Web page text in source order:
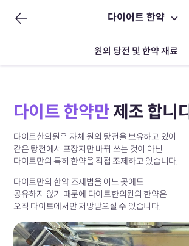
다이어트 한약
원외 탕전 및 한약 재료
다이트 한약만 제조 합니
다이트한의원은 자체 원외 탕전을 보유하고 있어
같은 탕전에서 포장지만 바꿔 쓰는 것이 아닌
다이트만의 특허 한약을 직접 조제하고 있습니다.
다이트만의 한약 조제법을 어느 곳에도
공유하지 않기 때문에 다이트한의원의 한약은
오직 다이트에서만처방받으실 수 있습니다.